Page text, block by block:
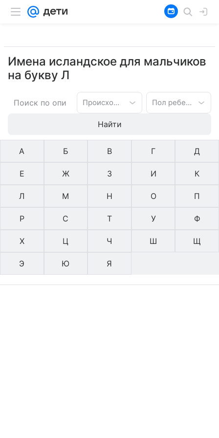
Имена исландское для мальчиков
на букву Л
Происхождение имени Пол ребенка
Найти
А Б В Г Д
Е Ж З И К
Л М Н О П
Р С Т У Ф
Х Ц Ч Ш Щ
Э Ю Я